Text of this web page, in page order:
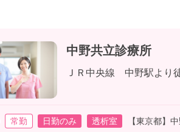
中野共立診療所
ＪＲ中央線 中野駅より
常勤 日勤のみ 透析室
【東京都】